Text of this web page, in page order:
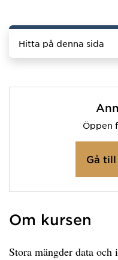
Hitta på denna sida
Öppen
Gå
Om kursen
Stora mängder data